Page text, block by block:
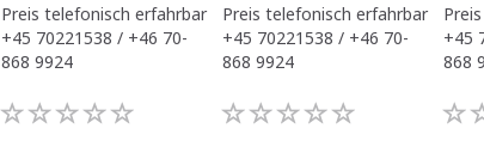
Preis telefonisch erfahrbar
+45 70221538 / +46 70-
868 9924
Preis telefonisch erfahrbar
+45 70221538 / +46 70-
868 9924
+45
868